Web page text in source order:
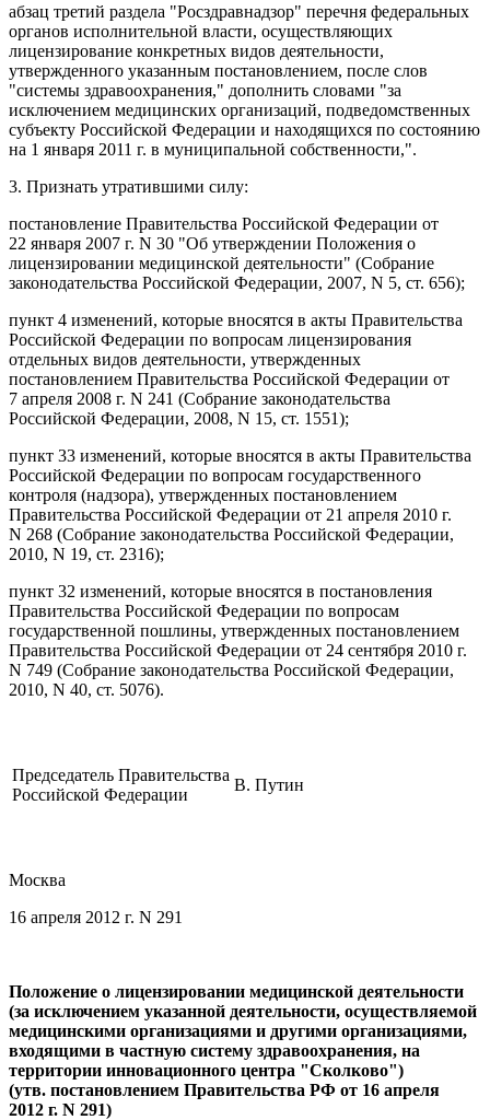
абзац третий раздела "Росздравнадзор" перечня федеральных
органов исполнительной власти, осуществляющих
лицензирование конкретных видов деятельности,
утвержденного указанным постановлением, после слов
"системы здравоохранения," дополнить словами "за
исключением медицинских организаций, подведомственных
субъекту Российской Федерации и находящихся по состоянию
на 1 января 2011 г. в муниципальной собственности,".
3. Признать утратившими силу:
постановление Правительства Российской Федерации от
22 января 2007 г. N 30 "Об утверждении Положения о
лицензировании медицинской деятельности" (Собрание
законодательства Российской Федерации, 2007, N 5, ст. 656);
пункт 4 изменений, которые вносятся в акты Правительства
Российской Федерации по вопросам лицензирования
отдельных видов деятельности, утвержденных
постановлением Правительства Российской Федерации от
7 апреля 2008 г. N 241 (Собрание законодательства
Российской Федерации, 2008, N 15, ст. 1551);
пункт 33 изменений, которые вносятся в акты Правительства
Российской Федерации по вопросам государственного
контроля (надзора), утвержденных постановлением
Правительства Российской Федерации от 21 апреля 2010 г.
N 268 (Собрание законодательства Российской Федерации,
2010, N 19, ст. 2316);
пункт 32 изменений, которые вносятся в постановления
Правительства Российской Федерации по вопросам
государственной пошлины, утвержденных постановлением
Правительства Российской Федерации от 24 сентября 2010 г.
N 749 (Собрание законодательства Российской Федерации,
2010, N 40, ст. 5076).
Председатель Правительства
Российской Федерации
В. Путин
Москва
16 апреля 2012 г. N 291
Положение о лицензировании медицинской деятельности
(за исключением указанной деятельности, осуществляемой
медицинскими организациями и другими организациями,
входящими в частную систему здравоохранения, на
территории инновационного центра "Сколково")
(утв. постановлением Правительства РФ от 16 апреля
2012 г. N 291)